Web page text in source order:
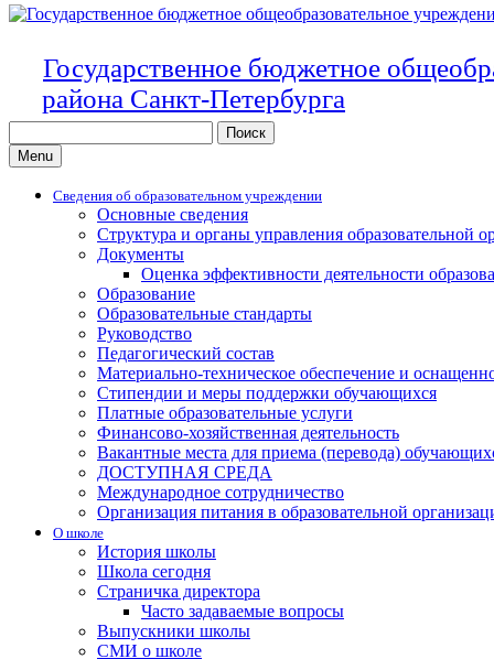
Государственное бюджетное
района Санкт-Петербурга
for:Menu
Сведения об образовательном учреждении
Основные сведения
Структура и органы управления образовательной
Документы
Оценка эффективности деятельности
Образование
Образовательные стандарты
Руководство
Педагогический состав
Материально-техническое обеспечение и
Стипендии и меры поддержки обучающихся
Платные образовательные услуги
Финансово-хозяйственная деятельность
Вакантные места для приема (перевода)
ДОСТУПНАЯ СРЕДА
Международное сотрудничество
Организация питания в образовательной
О школе
История школы
Школа сегодня
Страничка директора
Часто задаваемые вопросы
Выпускники школы
СМИ о школе